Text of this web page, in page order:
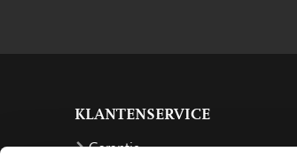
KLANTENSERVICE
Garantie